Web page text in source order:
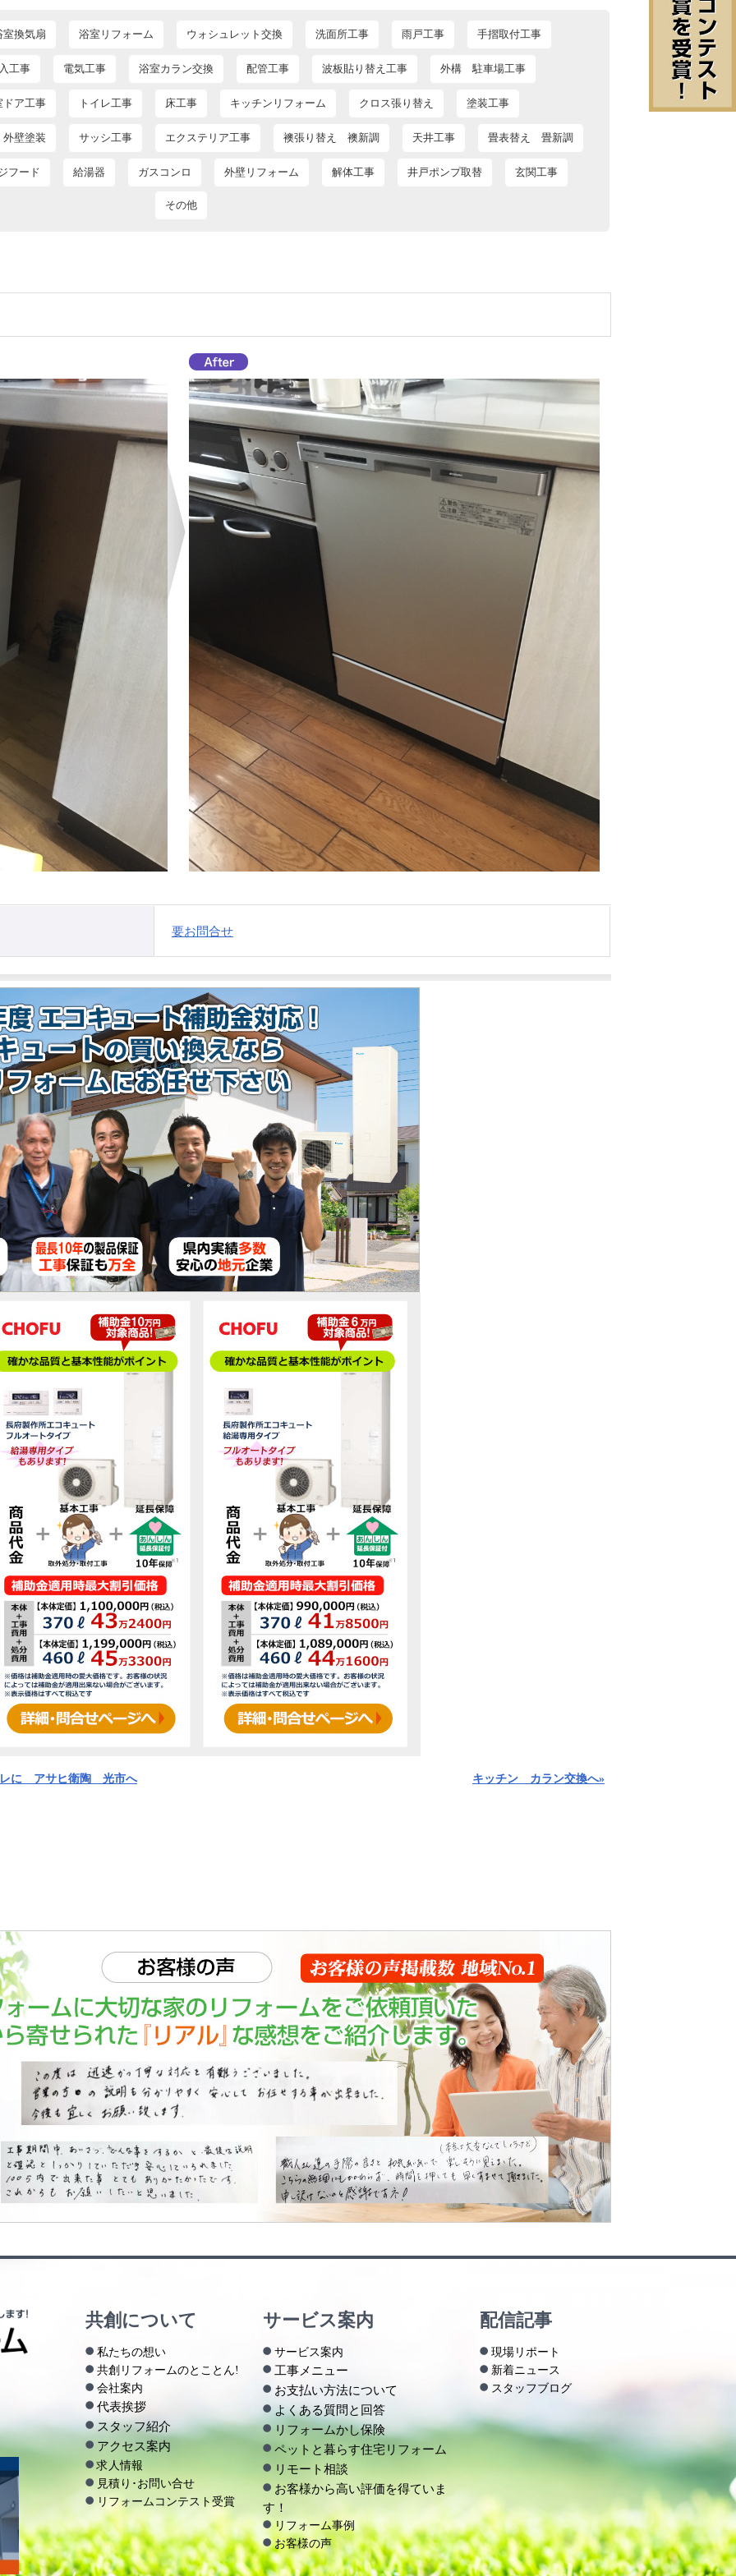
室換気扇 浴室リフォーム ウォシュレット交換 洗面所工事 雨戸工事 手摺取付工事
工事 電気工事 浴室カラン交換 配管工事 波板貼り替え工事 外構 駐車場工事
ドア工事 トイレ工事 床工事 キッチンリフォーム クロス張り替え 塗装工事
外壁塗装 サッシ工事 エクステリア工事 襖張り替え 襖新調 天井工事 畳表替え 畳新調
フード 給湯器 ガスコンロ 外壁リフォーム 解体工事 井戸ポンプ取替 玄関工事
その他
要お問合せ
レに アサヒ衛陶 光市へ キッチン カラン交換へ»
共創について
私たちの想い
共創リフォームのとことん!
会社案内
代表挨拶
スタッフ紹介
アクセス案内
求人情報
見積り･お問い合せ
リフォームコンテスト受賞
サービス案内
サービス案内
工事メニュー
お支払い方法について
よくある質問と回答
リフォームかし保険
ペットと暮らす住宅リフォーム
リモート相談
お客様から高い評価を得ていま
す！
リフォーム事例
お客様の声
配信記事
現場リポート
新着ニュース
スタッフブログ